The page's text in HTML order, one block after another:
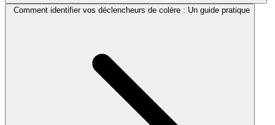
Comment identifier vos déclencheurs de colère : Un guide pratique